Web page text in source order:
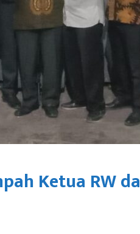
Ketua RW